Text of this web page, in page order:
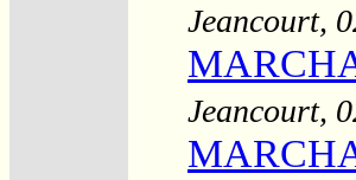
Jeancourt,
Jeancourt,